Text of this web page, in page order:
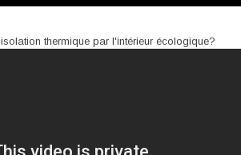
thermique par l'intérieur écologique?